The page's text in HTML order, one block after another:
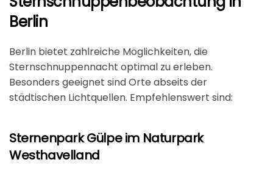
Berlin
Berlin bietet zahlreiche Möglichkeiten, die
Sternschnuppennacht optimal zu erleben.
Besonders geeignet sind Orte abseits der
städtischen Lichtquellen. Empfehlenswert sind:
Sternenpark Gülpe im Naturpark
Westhavelland